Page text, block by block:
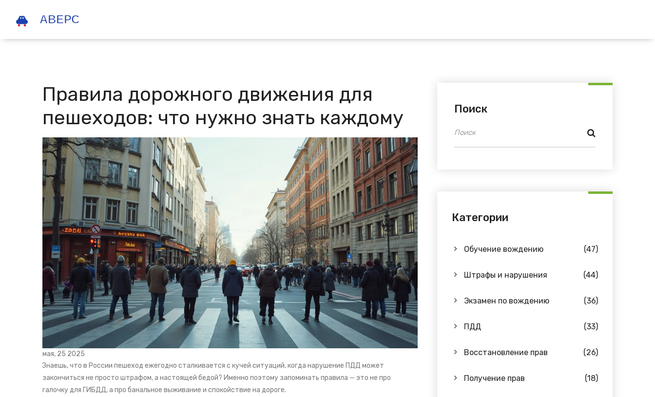
Правила дорожного движения для
пешеходов: что нужно знать каждому
мая, 25 2025
Знаешь, что в России пешеход ежегодно сталкивается с кучей ситуаций, когда нарушение ПДД может
закончиться не просто штрафом, а настоящей бедой? Именно поэтому запоминать правила — это не про
галочку для ГИБДД, а про банальное выживание и спокойствие на дороге.
Поиск
Категории
Обучение вождению (47)
Штрафы и нарушения (44)
Экзамен по вождению (36)
ПДД (33)
Восстановление прав (26)
Получение прав (18)